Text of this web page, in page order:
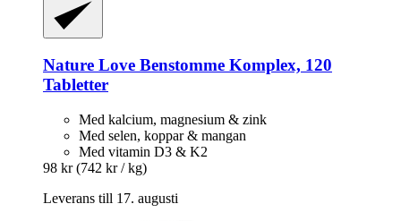
Nature Love Benstomme Komplex, 120
Tabletter
Med kalcium, magnesium & zink
Med selen, koppar & mangan
Med vitamin D3 & K2
98 kr (742 kr / kg)
Leverans till 17. augusti